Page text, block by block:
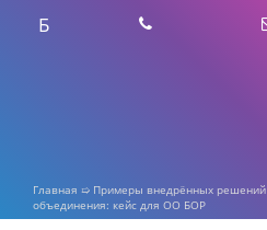
Б
Главная ➯ Примеры внедрённых решений
объединения: кейс для ОО БОР